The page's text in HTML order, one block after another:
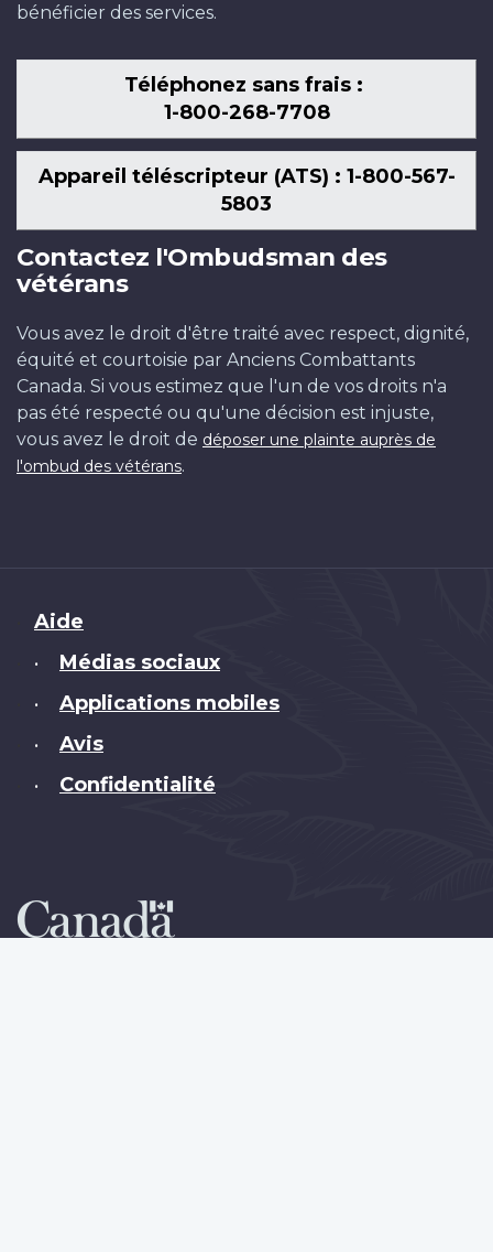
bénéficier des services.
Téléphonez sans frais :
1-800-268-7708
Appareil téléscripteur (ATS) : 1-800-567-
5803
Contactez l'Ombudsman des
vétérans
Vous avez le droit d'être traité avec respect, dignité,
équité et courtoisie par Anciens Combattants
Canada. Si vous estimez que l'un de vos droits n'a
pas été respecté ou qu'une décision est injuste,
vous avez le droit de déposer une plainte auprès de
l'ombud des vétérans.
Brand
Aide
• Médias sociaux
• Applications mobiles
• Avis
• Confidentialité